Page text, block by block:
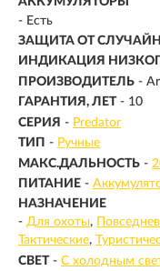
- Есть
ЗАЩИТА ОТ
ИНДИКАЦИЯ
ПРОИЗВОДИТЕЛЬ -
ГАРАНТИЯ, ЛЕТ - 10
СЕРИЯ - Predator
ТИП - Ручные
МАКС.ДАЛЬНОСТЬ -
ПИТАНИЕ -
НАЗНАЧЕНИЕ
- Для охоты
Тактические
СВЕТ - С холодным